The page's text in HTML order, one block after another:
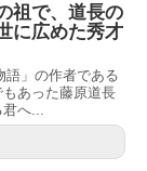
祖で、道長の
に広めた秀才
語」の作者である
あった藤原道長
へ...